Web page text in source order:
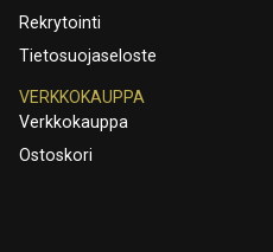
Rekrytointi
Tietosuojaseloste
VERKKOKAUPPA
Verkkokauppa
Ostoskori